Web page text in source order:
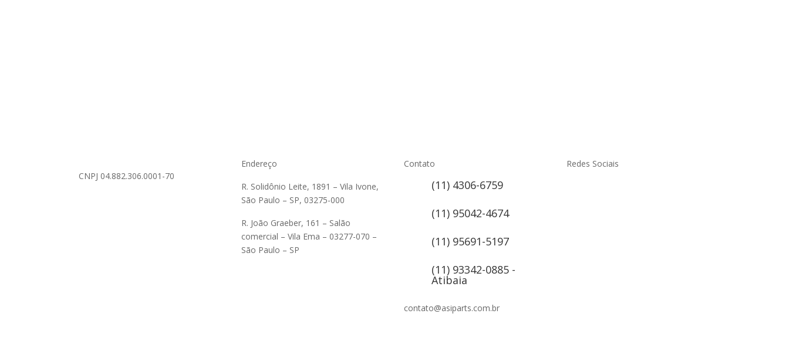
CNPJ 04.882.306.0001-70
Endereço
R. Solidônio Leite, 1891 – Vila Ivone,
São Paulo – SP, 03275-000
R. João Graeber, 161 – Salão
comercial – Vila Ema – 03277-070 –
São Paulo – SP
Contato
(11) 4306-6759
(11) 95042-4674
(11) 95691-5197
(11) 93342-0885 -
Atibaia
contato@asiparts.com.br
Redes Sociais